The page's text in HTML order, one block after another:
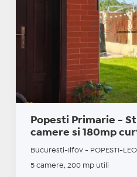
Popesti Primarie -
camere si 180mp
Bucuresti-Ilfov - POPESTI-
5 camere, 200 mp utili